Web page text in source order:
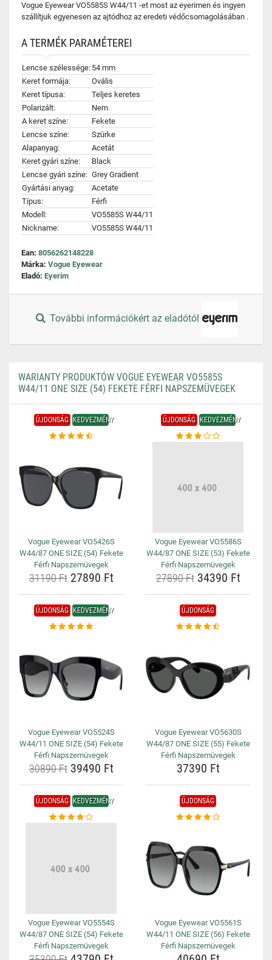
Vogue Eyewear VO5585S W44/11 -et most az eyerimen és ingyen
szállítjuk egyenesen az ajtódhoz az eredeti védőcsomagolásában .
A TERMÉK PARAMÉTEREI
Lencse szélessége: 54 mm
Keret formája:
Ovális
Keret típusa:
Teljes keretes
Polarizált:
Nem
A keret színe:
Fekete
Lencse színe:
Szürke
Alapanyag:
Acetát
Keret gyári színe:
Black
Lencse gyári színe: Grey Gradient
Gyártási anyag:
Acetate
Típus:
Férfi
Modell:
VO5585S W44/11
Nickname:
VO5585S W44/11
Ean: 8056262148228
Márka: Vogue Eyewear
Eladó: Eyerim
További információkért az eladótól
WARIANTY PRODUKTÓW VOGUE EYEWEAR VO5585S
W44/11 ONE SIZE (54) FEKETE FÉRFI NAPSZEMÜVEGEK
ÚJDONSÁG KEDVEZMÉNY
Vogue Eyewear VO5426S
W44/87 ONE SIZE (54) Fekete
Férfi Napszemüvegek
31190 Ft27890 Ft
ÚJDONSÁG KEDVEZMÉNY
Vogue Eyewear VO5586S
W44/87 ONE SIZE (53) Fekete
Férfi Napszemüvegek
27890 Ft34390 Ft
ÚJDONSÁG KEDVEZMÉNY
Vogue Eyewear VO5524S
W44/11 ONE SIZE (54) Fekete
Férfi Napszemüvegek
30890 Ft39490 Ft
ÚJDONSÁG
Vogue Eyewear VO5630S
W44/87 ONE SIZE (55) Fekete
Férfi Napszemüvegek
37390 Ft
ÚJDONSÁG KEDVEZMÉNY
Vogue Eyewear VO5554S
W44/87 ONE SIZE (54) Fekete
Férfi Napszemüvegek
ÚJDONSÁG
Vogue Eyewear VO5561S
W44/11 ONE SIZE (56) Fekete
Férfi Napszemüvegek